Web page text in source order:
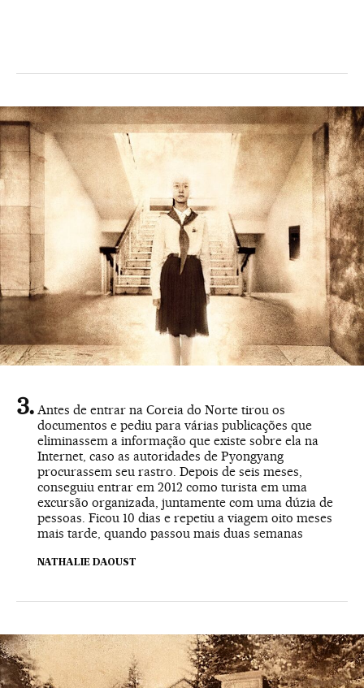
Antes de entrar na Coreia do Norte tirou os
documentos e pediu para várias publicações que
eliminassem a informação que existe sobre ela na
Internet, caso as autoridades de Pyongyang
procurassem seu rastro. Depois de seis meses,
conseguiu entrar em 2012 como turista em uma
excursão organizada, juntamente com uma dúzia de
pessoas. Ficou 10 dias e repetiu a viagem oito meses
mais tarde, quando passou mais duas semanas
NATHALIE DAOUST